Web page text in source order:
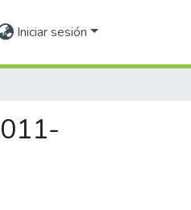
Iniciar sesión